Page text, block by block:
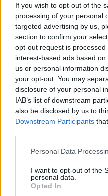
If you wish to opt-out of the
processing of your personal
targeted advertising by us,
section to confirm your
opt-out request is
interest-based ads based
us or personal information
your opt-out. You may
disclosure of your personal
IAB’s list of downstream
also be disclosed by us to
Downstream Participants
Please note that this
not limited to your visit or
grant or deny consent to
use your data for below
Personal Data
I want to opt-out of the
personal data.
Opted In
Continua a
NEWS
Noemi in ospedale: il
ritorno sul palco